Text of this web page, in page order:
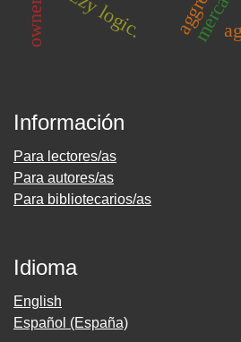
Información
Para lectores/as
Para autores/as
Para bibliotecarios/as
Idioma
English
Español (España)